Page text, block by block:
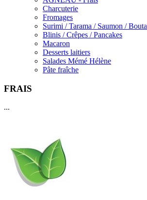
Charcuterie
Fromages
Surimi / Tarama / Saumon /
Blinis / Crêpes / Pancakes
Macaron
Desserts laitiers
Salades Mémé Hélène
Pâte fraîche
FRAIS
...